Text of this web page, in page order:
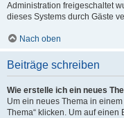
Administration freigeschaltet
dieses Systems durch Gäste
Nach oben
Beiträge schreiben
Wie erstelle ich ein neues
Um ein neues Thema in
Thema“ klicken. Um auf einen